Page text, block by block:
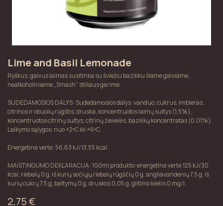
Lime and Basil Lemonade
Ryškus, gaivus laimas susitinka su šviežiu baziliku šiame gaiviame,
nealkoholiniame „Smash“ stiliaus gėrime.
SUDEDAMOSIOS DALYS: Sudedamosios dalys: vanduo, cukrus, imbieras,
citrinos ir obuolių rūgštis, druska, koncentruotos laimų sultys (1.5%),
koncentruotos citrinų sultys, citrinų žievelės, bazilikų koncentratas (0.01%).
Laikymo sąlygos: nuo +2ºC iki +6ºC.
Energetinė vertė: 56,63 kJ/13,55 kcal.
MAISTINGUMO DEKLARACIJA: 100ml produkto: energetinė vertė 125 kJ/30
kcal, riebalų 0 g, iš kurių sočiųjų riebalų rūgščių 0 g, angliavandenių 7,5 g, iš
kurių cukrų 7,5 g, baltymų 0 g, druskos 0,05 g, glitimo kiekis 0 mg/l.
2,75€